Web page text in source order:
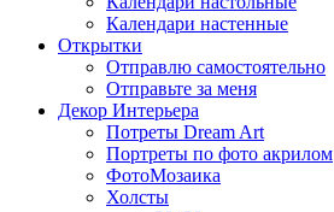
Календари настенные
Открытки
Отправлю самостоятельно
Отправьте за меня
Декор Интерьера
Потреты Dream Art
Портреты по фото акрилом
ФотоМозаика
Холсты